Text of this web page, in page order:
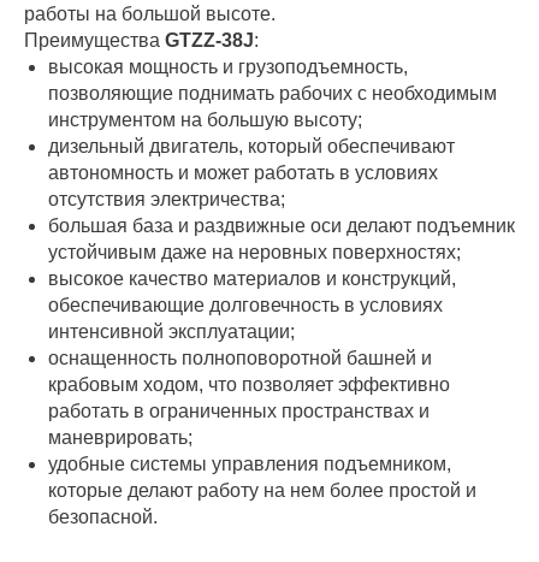
работы на большой высоте.
Преимущества GTZZ-38J:
высокая мощность и грузоподъемность,
позволяющие поднимать рабочих с необходимым
инструментом на большую высоту;
дизельный двигатель, который обеспечивают
автономность и может работать в условиях
отсутствия электричества;
большая база и раздвижные оси делают подъемник
устойчивым даже на неровных поверхностях;
высокое качество материалов и конструкций,
обеспечивающие долговечность в условиях
интенсивной эксплуатации;
оснащенность полноповоротной башней и
крабовым ходом, что позволяет эффективно
работать в ограниченных пространствах и
маневрировать;
удобные системы управления подъемником,
которые делают работу на нем более простой и
безопасной.